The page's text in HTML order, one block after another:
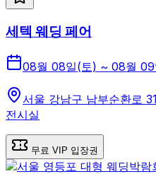
세텍 웨딩 페어
08월 08일(토) ~ 08월 09
서울 강남구 남부순환로
전시실
무료 VIP 입장권